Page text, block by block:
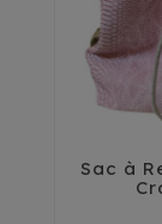

Sac à